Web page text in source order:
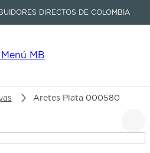
DIRECTOS DE COLOMBIA
Aretes Plata 000580
1.
seastar